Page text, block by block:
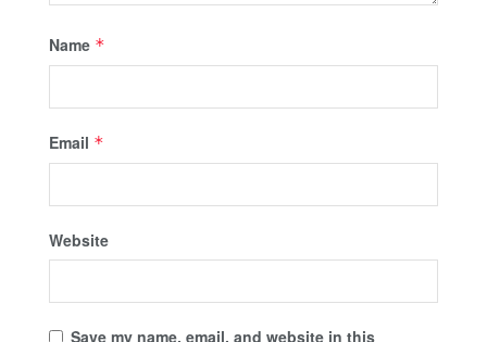
Name *
Email *
Website
Save my name, email, and website in this